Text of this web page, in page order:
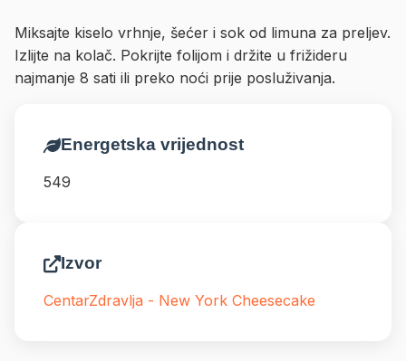
Miksajte kiselo vrhnje, šećer i sok od limuna za preljev.
Izlijte na kolač. Pokrijte folijom i držite u frižideru
najmanje 8 sati ili preko noći prije posluživanja.
Energetska vrijednost
549
Izvor
CentarZdravlja - New York Cheesecake